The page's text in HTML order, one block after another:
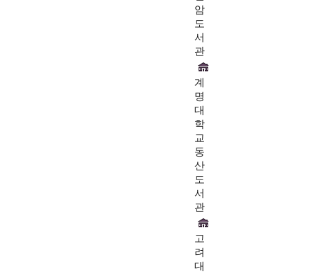
암
도
서
관
계
명
대
학
교
동
산
도
서
관
고
려
대